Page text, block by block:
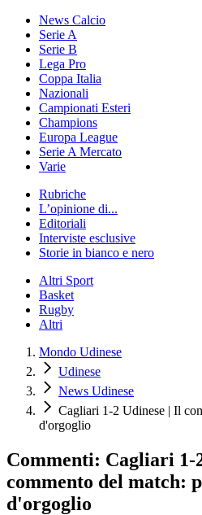
News Calcio
Serie A
Serie B
Lega Pro
Coppa Italia
Nazionali
Campionati Esteri
Champions
Europa League
Serie A Mercato
Varie
Rubriche
L’opinione di...
Editoriali
Interviste esclusive
Storie in bianco e nero
Altri Sport
Basket
Rugby
Altri
Mondo Udinese
Udinese
News Udinese
Cagliari 1-2 Udinese | Il
d'orgoglio
Commenti: Cagliari 1-
commento del match:
d'orgoglio